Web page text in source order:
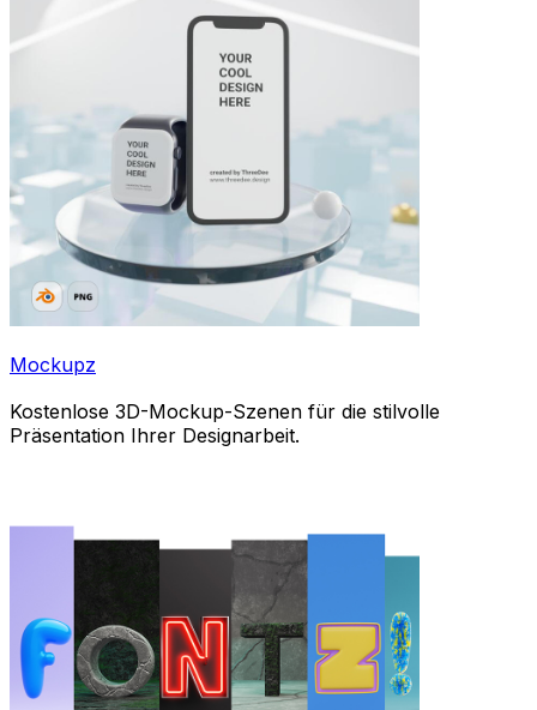
Mockupz
Kostenlose 3D-Mockup-Szenen für die stilvolle
Präsentation Ihrer Designarbeit.